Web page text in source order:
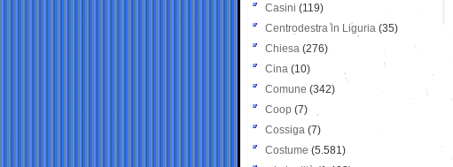
Casini (119)
Centrodestra in Liguria (35)
Chiesa (276)
Cina (10)
Comune (342)
Coop (7)
Cossiga (7)
Costume (5.581)